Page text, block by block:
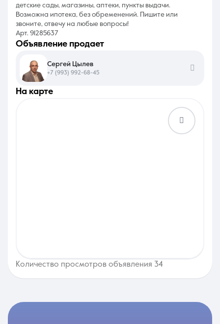
детские сады, магазины, аптеки, пункты выдачи.
Возможна ипотека, без обременений. Пишите или
звоните, отвечу на любые вопросы!
Арт. 91285637
на карте
Количество просмотров объявления 34
объявление продает
Сергей Цылев
+7 (993) 992-68-45